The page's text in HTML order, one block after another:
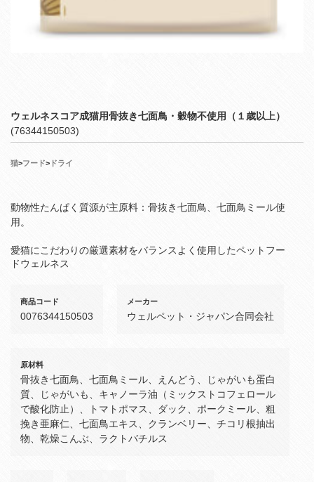
ウェルネスコア成猫用骨抜き七面鳥・穀物不使用（１歳以上）
(76344150503)
猫>フード> ドライ
動物性たんぱく質源が主原料：骨抜き七面鳥、七面鳥ミール使
用。
愛猫にこだわりの厳選素材をバランスよく使用したペットフー
ドウェルネス
商品コード
0076344150503
メーカー
ウェルペット・ジャパン合同会社
原材料
骨抜き七面鳥、七面鳥ミール、えんどう、じゃがいも蛋白
質、じゃがいも、キャノーラ油（ミックストコフェロール
で酸化防止）、トマトポマス、ダック、ポークミール、粗
挽き亜麻仁、七面鳥エキス、クランベリー、チコリ根抽出
物、乾燥こんぶ、ラクトバチルス